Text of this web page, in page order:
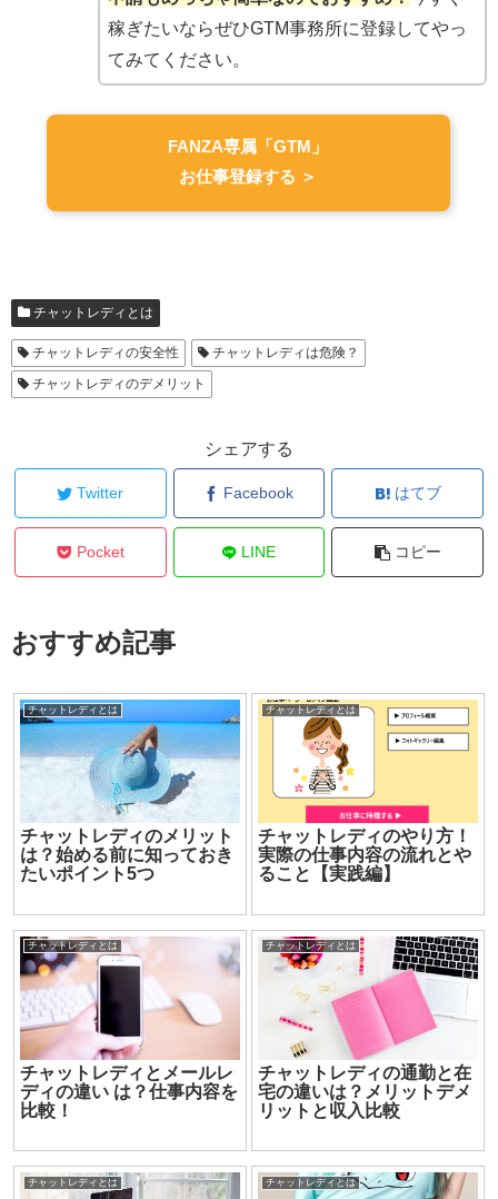
稼ぎたいならぜひGTM事務所に登録してやっ
てみてください。
FANZA専属「GTM」
お仕事登録する ＞
チャットレディとは
チャットレディの安全性
チャットレディは危険？
チャットレディのデメリット
シェアする
Twitter Facebook はてブ
Pocket LINE コピー
おすすめ記事
チャットレディとは
チャットレディのメリット
は？始める前に知っておき
たいポイント5つ
チャットレディとは
チャットレディのやり方！
実際の仕事内容の流れとや
ること【実践編】
チャットレディとは
チャットレディとメールレ
ディの違い は？仕事内容を
比較！
チャットレディとは
チャットレディの通勤と在
宅の違いは？メリットデメ
リットと収入比較
チャットレディとは チャットレディとは